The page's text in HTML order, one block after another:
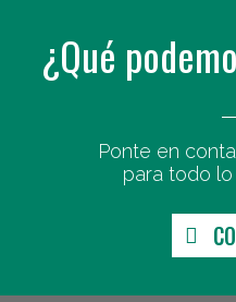
¿Qué
Ponte en
para todo